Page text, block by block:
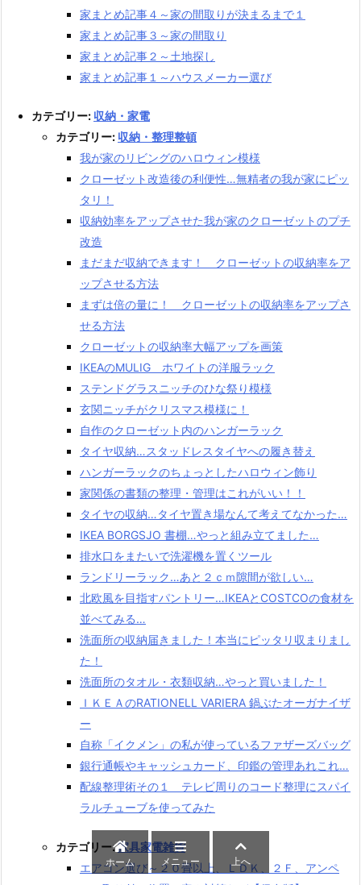
家まとめ記事４～家の間取りが決まるまで１
家まとめ記事３～家の間取り
家まとめ記事２～土地探し
家まとめ記事１～ハウスメーカー選び
カテゴリー: 収納・家電
カテゴリー: 収納・整理整頓
我が家のリビングのハロウィン模様
クローゼット改造後の利便性…無精者の我が家にピッ
タリ！
収納効率をアップさせた我が家のクローゼットのプチ
改造
まだまだ収納できます！ クローゼットの収納率をア
ップさせる方法
まずは倍の量に！ クローゼットの収納率をアップさ
せる方法
クローゼットの収納率大幅アップを画策
IKEAのMULIG ホワイトの洋服ラック
ステンドグラスニッチのひな祭り模様
玄関ニッチがクリスマス模様に！
自作のクローゼット内のハンガーラック
タイヤ収納…スタッドレスタイヤへの履き替え
ハンガーラックのちょっとしたハロウィン飾り
家関係の書類の整理・管理はこれがいい！！
タイヤの収納…タイヤ置き場なんて考えてなかった…
IKEA BORGSJO 書棚…やっと組み立てました…
排水口をまたいで洗濯機を置くツール
ランドリーラック…あと２ｃｍ隙間が欲しい…
北欧風を目指すパントリー…IKEAとCOSTCOの食材を
並べてみる…
洗面所の収納届きました！本当にピッタリ収まりまし
た！
洗面所のタオル・衣類収納…やっと買いました！
ＩＫＥＡのRATIONELL VARIERA 鍋ぶたオーガナイザ
ー
自称「イクメン」の私が使っているファザーズバッグ
銀行通帳やキャッシュカード、印鑑の管理あれこれ…
配線整理術その１ テレビ周りのコード整理にスパイ
ラルチューブを使ってみた
カテゴリー:家具家電雑貨
エアコン選び～２０畳以上、ＬＤＫ、２Ｆ、アンペ
ホーム メニュー 上へ